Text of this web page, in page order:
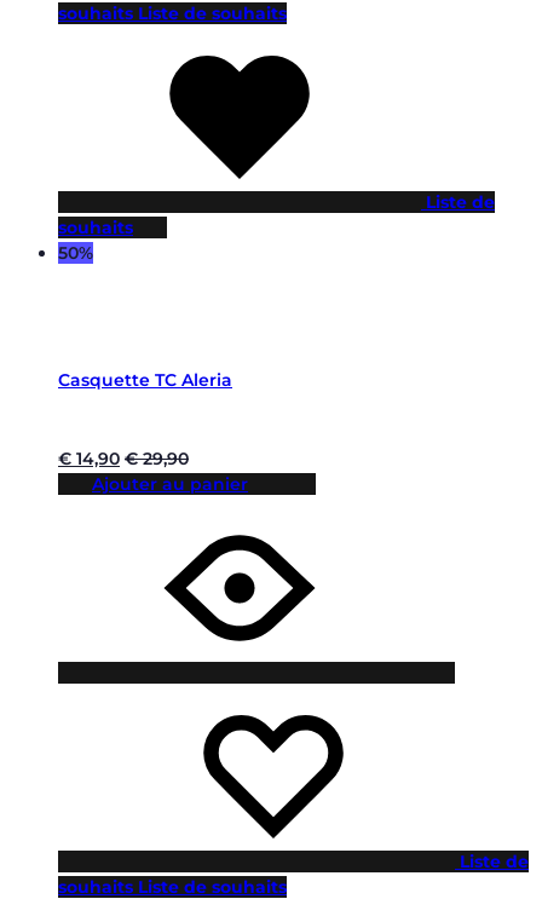
souhaits Liste de souhaits
Liste de
souhaits
50%
Casquette TC Aleria
€ 14,90 €29,90
Ajouter au panier
Liste de
souhaits Liste de souhaits